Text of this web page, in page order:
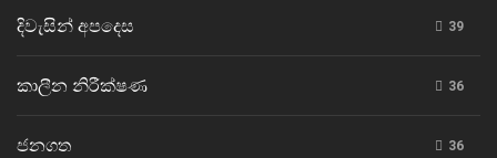
දිවැසින් අපදෙස 39
කාලීන නිරීක්ෂණ 36
ජනගත 36